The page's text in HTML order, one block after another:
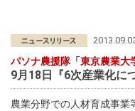
パソナ農援隊「東京農業大
9月18日『6次産業化に
農業分野での人材育成事業